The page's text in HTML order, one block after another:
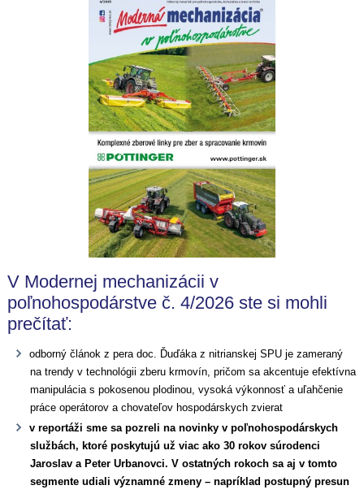
V Modernej mechanizácii v
poľnohospodárstve č. 4/2026 ste si mohli
prečítať:
odborný článok z pera doc. Ďuďáka z nitrianskej SPU je zameraný
na trendy v technológii zberu krmovín, pričom sa akcentuje efektívna
manipulácia s pokosenou plodinou, vysoká výkonnosť a uľahčenie
práce operátorov a chovateľov hospodárskych zvierat
v reportáži sme sa pozreli na novinky v poľnohospodárskych
službách, ktoré poskytujú už viac ako 30 rokov súrodenci
Jaroslav a Peter Urbanovci. V ostatných rokoch sa aj v tomto
segmente udiali významné zmeny – napríklad postupný presun